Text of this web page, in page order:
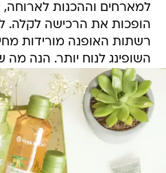
למארחים וההכנות לארוחה,
הופכות את הרכישה לקלה.
רשתות האופנה מורידות
השופינג לנוח יותר. הנה מה